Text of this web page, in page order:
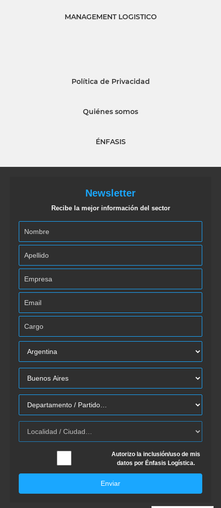
MANAGEMENT LOGISTICO
Política de Privacidad
Quiénes somos
ÉNFASIS
Newsletter
Recibe la mejor información del sector
Autorizo la inclusión/uso de mis
datos por Énfasis Logística.
Enviar